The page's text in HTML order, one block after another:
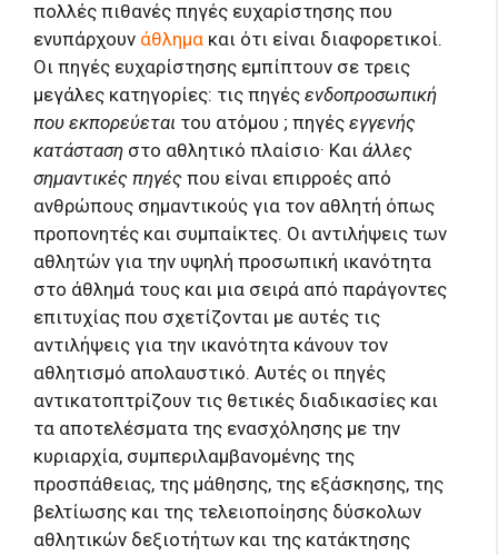
πολλές πιθανές πηγές ευχαρίστησης που
ενυπάρχουν άθλημα και ότι είναι διαφορετικοί.
Οι πηγές ευχαρίστησης εμπίπτουν σε τρεις
μεγάλες κατηγορίες: τις πηγές ενδοπροσωπική
που εκπορεύεται του ατόμου ; πηγές εγγενής
κατάσταση στο αθλητικό πλαίσιο· Και άλλες
σημαντικές πηγές που είναι επιρροές από
ανθρώπους σημαντικούς για τον αθλητή όπως
προπονητές και συμπαίκτες. Οι αντιλήψεις των
αθλητών για την υψηλή προσωπική ικανότητα
στο άθλημά τους και μια σειρά από παράγοντες
επιτυχίας που σχετίζονται με αυτές τις
αντιλήψεις για την ικανότητα κάνουν τον
αθλητισμό απολαυστικό. Αυτές οι πηγές
αντικατοπτρίζουν τις θετικές διαδικασίες και
τα αποτελέσματα της ενασχόλησης με την
κυριαρχία, συμπεριλαμβανομένης της
προσπάθειας, της μάθησης, της εξάσκησης, της
βελτίωσης και της τελειοποίησης δύσκολων
αθλητικών δεξιοτήτων και της κατάκτησης